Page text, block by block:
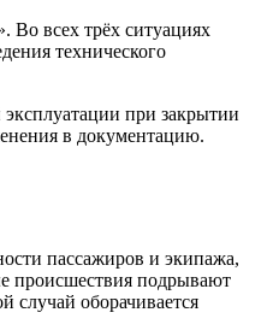
Во всех трёх ситуациях
технического
при закрытии
в документацию.
пассажиров и экипажа,
происшествия подрывают
случай оборачивается